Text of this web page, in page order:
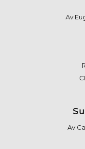
Av
Av